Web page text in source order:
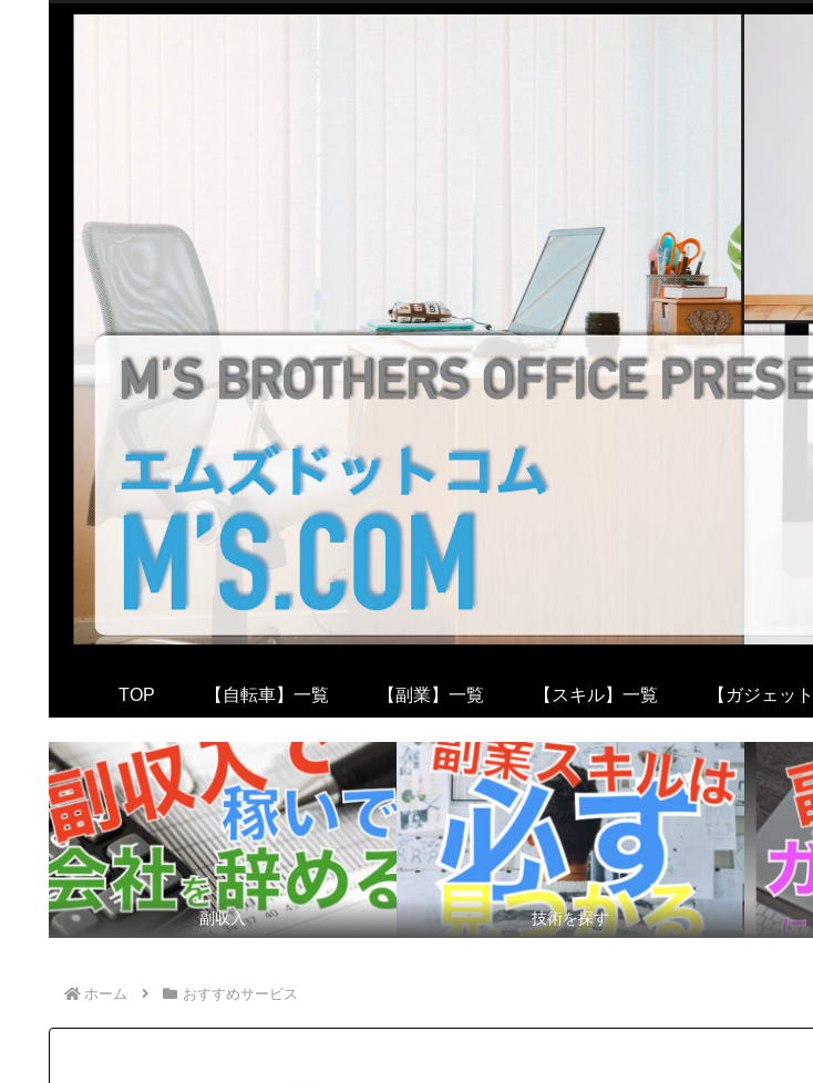
TOP 【自転車】一覧 【副業】一覧 【スキル】一覧 【ガジェッ
副収入 技術を探す
ホーム おすすめサービス